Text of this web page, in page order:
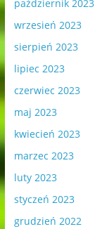
październik 2023
wrzesień 2023
sierpień 2023
lipiec 2023
czerwiec 2023
maj 2023
kwiecień 2023
marzec 2023
luty 2023
styczeń 2023
grudzień 2022